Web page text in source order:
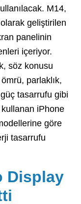
M14,
geliştirilen
panelinin
içeriyor.
söz konusu
parlaklık,
tasarrufu gibi
iPhone
göre
tasarrufu
Display